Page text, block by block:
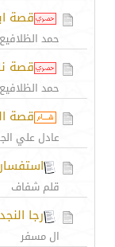
قصة
حمد الظلافيع
قصة
حمد الظلافيع
قصة
عادل علي
استفسار
قلم شفاف
رجا
ال مسفر